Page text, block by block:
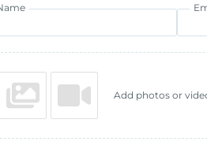
Add photos or